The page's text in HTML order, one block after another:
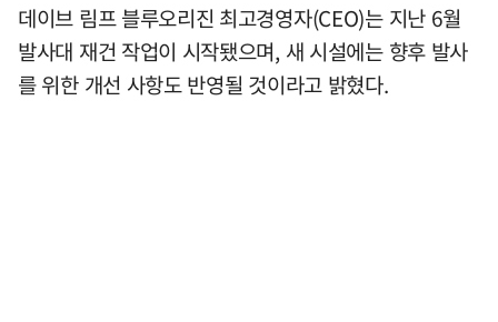
데이브 림프 블루오리진 최고경영자(CEO)는 지난 6월
발사대 재건 작업이 시작됐으며, 새 시설에는 향후 발사
를 위한 개선 사항도 반영될 것이라고 밝혔다.